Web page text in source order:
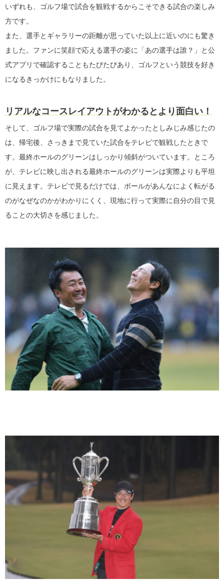
いずれも、ゴルフ場で試合を観戦するからこそできる試合の楽しみ
方です。
また、選手とギャラリーの距離が思っていた以上に近いのにも驚き
ました。ファンに笑顔で応える選手の姿に「あの選手は誰？」と公
式アプリで確認することもたびたびあり、ゴルフという競技を好き
になるきっかけにもなりました。
リアルなコースレイアウトがわかるとより面白い！
そして、ゴルフ場で実際の試合を見てよかったとしみじみ感じたの
は、帰宅後、さっきまで見ていた試合をテレビで観戦したときで
す。最終ホールのグリーンはしっかり傾斜がついています。ところ
が、テレビに映し出される最終ホールのグリーンは実際よりも平坦
に見えます。テレビで見るだけでは、ボールがあんなによく転がる
のがなぜなのかがわかりにくく、現地に行って実際に自分の目で見
ることの大切さを感じました。